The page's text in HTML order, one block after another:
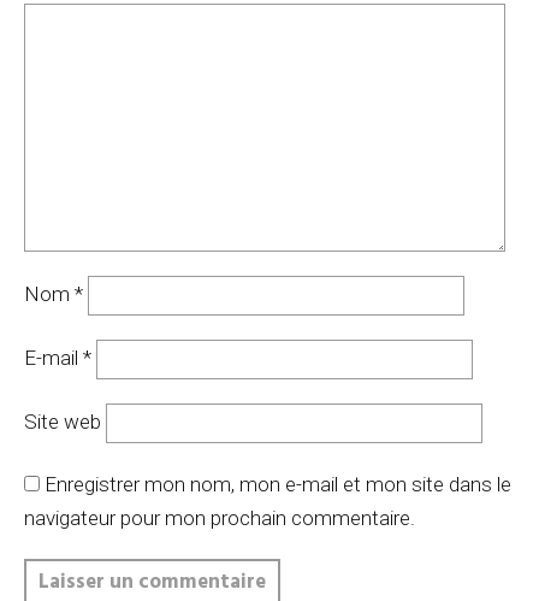
Nom *
E-mail *
Site web
Enregistrer mon nom, mon e-mail et mon site dans le
navigateur pour mon prochain commentaire.